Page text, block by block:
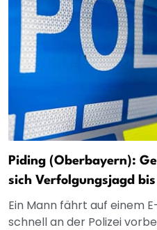
Piding (Oberbayern):
sich Verfolgungsjagd
Ein Mann fährt auf einem
schnell an der Polizei